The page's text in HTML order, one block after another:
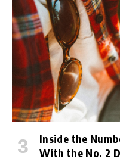
Inside the
With the No. 2